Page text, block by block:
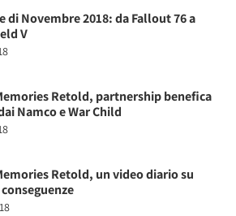
di Novembre 2018: da Fallout 76 a
V
Retold, partnership benefica
Namco e War Child
Retold, un video diario su